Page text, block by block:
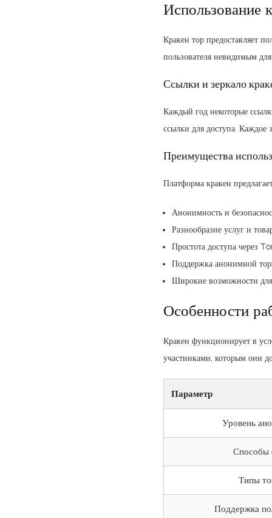
Использование
Кракен тор предоставляет
пользователя невидимым
Ссылки и зеркало
Каждый год некоторые
ссылки для доступа. Каждое
Преимущества
Платформа кракен
Анонимность и
Разнообразие услуг и
Простота доступа через
Поддержка анонимной
Широкие возможности
Особенности
Кракен функционирует в
участниками, которым они
Параметр
Уровень
Способы
Типы
Поддержка